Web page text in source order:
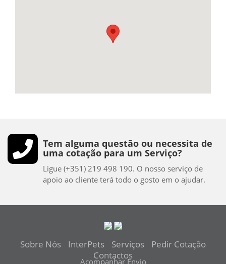
Tem alguma questão ou necessita de
uma cotação para um Serviço?
Ligue (+351) 219 498 190. O nosso serviço de
apoio ao cliente terá todo o gosto em o ajudar.
Sobre Nós InterPets Serviços Pedir Cotação
Contactos
Acompanhar Envio